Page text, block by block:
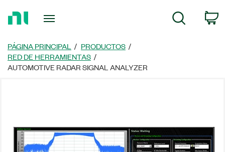
página
principal
Búsqueda
PÁGINA PRINCIPAL
PRODUCTOS
RED DE HERRAMIENTAS
AUTOMOTIVE RADAR SIGNAL ANALYZER